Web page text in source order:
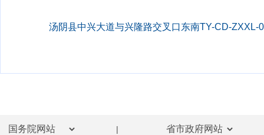
汤阴县中兴大道与兴隆路交叉口东南TY-CD-ZXXL-
|